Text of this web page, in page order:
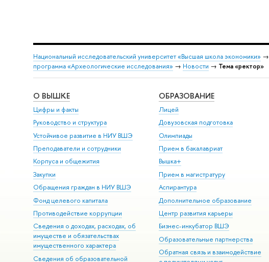
Национальный исследовательский университет «Высшая школа экономики» →
программа «Археологические исследования» → Новости → Тема «ректор»
О ВЫШКЕ
Цифры и факты
Руководство и структура
Устойчивое развитие в НИУ ВШЭ
Преподаватели и сотрудники
Корпуса и общежития
Закупки
Обращения граждан в НИУ ВШЭ
Фонд целевого капитала
Противодействие коррупции
Сведения о доходах, расходах, об
имуществе и обязательствах
имущественного характера
Сведения об образовательной
ОБРАЗОВАНИЕ
Лицей
Довузовская подготовка
Олимпиады
Прием в бакалавриат
Вышка+
Прием в магистратуру
Аспирантура
Дополнительное образование
Центр развития карьеры
Бизнес-инкубатор ВШЭ
Образовательные партнерства
Обратная связь и взаимодействие